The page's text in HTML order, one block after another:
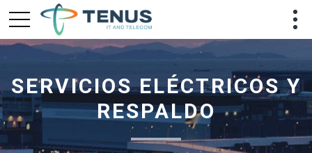
SERVICIOS ELÉCTRICOS Y
RESPALDO